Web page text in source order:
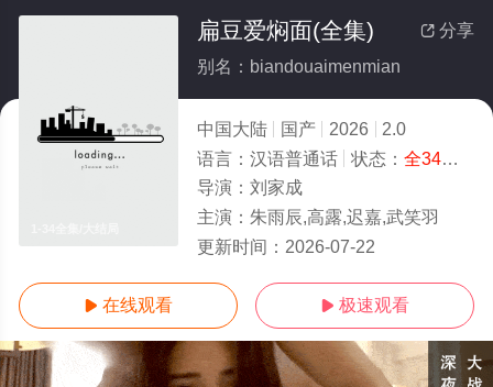
 分享
扁豆爱焖面(全集)
别名：biandouaimenmian
中国大陆 国产 2026
2.0
语言： 汉语普通话 状态： 全34集
导演： 刘家成
主演： 朱雨辰,高露,迟嘉,武笑羽
更新时间： 2026-07-22
 在线观看  极速观看